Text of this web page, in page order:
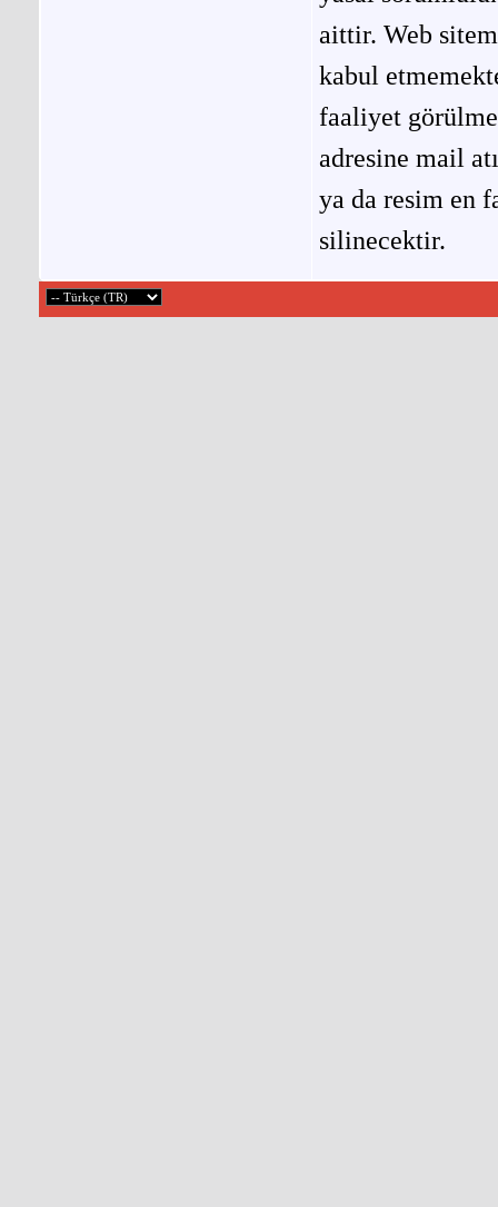
aittir. Web
kabul
faaliyet
adresine mail
ya da resim en
silinecektir.